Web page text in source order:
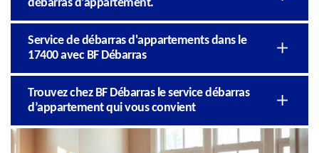
débarras d’appartement.
Service de débarras d'appartements dans le
17400 avec BF Débarras
Trouvez chez BF Débarras le service débarras
d’appartement qui vous convient